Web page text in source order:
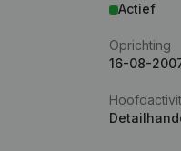
Actief
Oprichting
16-08-